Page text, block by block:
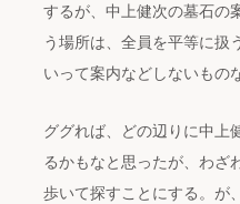
するが、中上健次の墓石の
う場所は、全員を平等に扱
いって案内などしないもの
ググれば、どの辺りに中上
るかもなと思ったが、わざ
歩いて探すことにする。が